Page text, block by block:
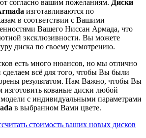
согласно вашим пожеланиям. Диски
изготавливаются по
в соответствии с Вашими
Вашего Ниссан Армада, что
эксклюзивности. Вы можете
диска по своему усмотрению.
есть много нюансов, но мы отлично
сделаем всё для того, чтобы Вы были
результатом. Нам Важно, чтобы Вы
кованые диски любой
с индивидуальными параметрами
в выбранном Вами цвете.
стоимость ваших новых дисков